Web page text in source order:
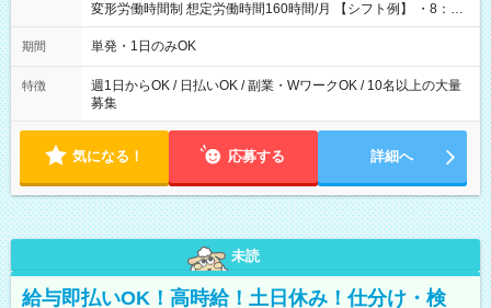
変形労働時間制 想定労働時間160時間/月 【シフト例】 ・8：00
～21：00
期間 単発・1日のみOK
特徴
週1日からOK / 日払いOK / 副業・WワークOK / 10名以上の大量
募集
気になる！ 応募する 詳細へ
未読
給与即払いOK！高時給！土日休み！仕分け・検